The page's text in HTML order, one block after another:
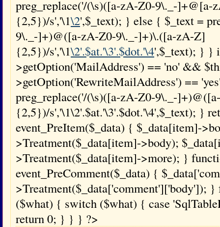
preg_replace('/(\s)([a-zA-Z0-9\._-
{2,5})/s','\1\2',$_text); } else { $_text =
9\._-]+)@([a-zA-Z0-9\._-]+)\.([a-zA-Z]
{2,5})/s','\1\2'.$at.'\3'.$dot.'\4',$_text); } }
>getOption('MailAddress') == 'no' &&
>getOption('RewriteMailAddress') ==
preg_replace('/(\s)([a-zA-Z0-9\._-
{2,5})/s','\1\2'.$at.'\3'.$dot.'\4',$_text); }
event_PreItem($_data) { $_data[item]-
>Treatment($_data[item]->body);
>Treatment($_data[item]->more); }
event_PreComment($_data) {
>Treatment($_data['comment']['body']); }
($what) { switch ($what) { case
return 0; } } } ?>